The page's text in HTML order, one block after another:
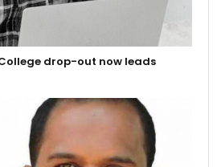
drop-out now leads